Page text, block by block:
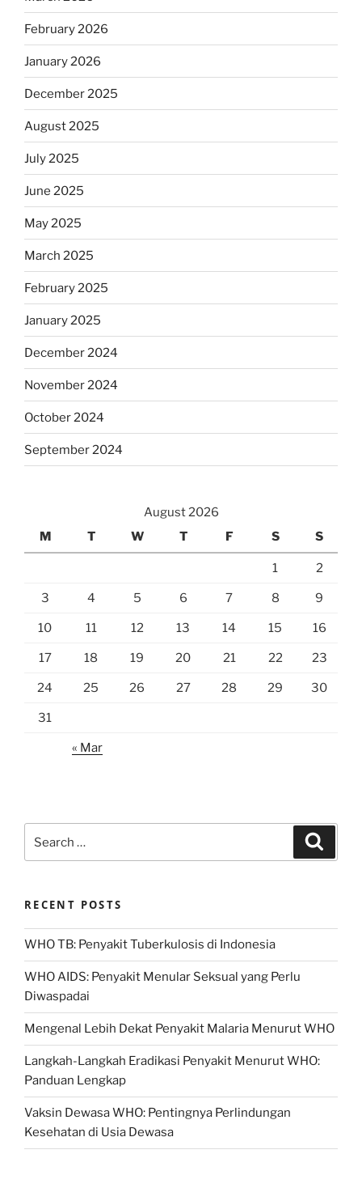
February 2026
January 2026
December 2025
August 2025
July 2025
June 2025
May 2025
March 2025
February 2025
January 2025
December 2024
November 2024
October 2024
September 2024
August 2026
M
T W T F S S
1 2
3 4 5 6 7 8 9
10 11 12 13 14 15 16
17 18 19 20 21 22 23
24 25 26 27 28 29 30
31
« Mar
for:
RECENT POSTS
WHO TB: Penyakit Tuberkulosis di Indonesia
WHO AIDS: Penyakit Menular Seksual yang Perlu
Diwaspadai
Mengenal Lebih Dekat Penyakit Malaria Menurut WHO
Langkah-Langkah Eradikasi Penyakit Menurut WHO:
Panduan Lengkap
Vaksin Dewasa WHO: Pentingnya Perlindungan
Kesehatan di Usia Dewasa